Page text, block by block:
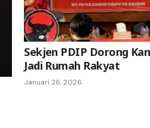
Sekjen PDIP Dorong
Jadi Rumah Rakyat
Januari 26, 2026